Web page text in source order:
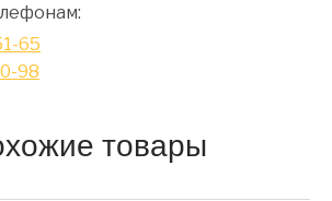
65
98
товары